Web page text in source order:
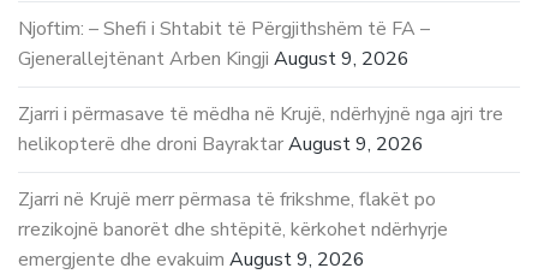
Njoftim: – Shefi i Shtabit të Përgjithshëm të FA –
Gjenerallejtënant Arben Kingji August 9, 2026
Zjarri i përmasave të mëdha në Krujë, ndërhyjnë nga ajri tre
helikopterë dhe droni BayraktarAugust 9, 2026
Zjarri në Krujë merr përmasa të frikshme, flakët po
rrezikojnë banorët dhe shtëpitë, kërkohet ndërhyrje
emergjente dhe evakuim August 9, 2026